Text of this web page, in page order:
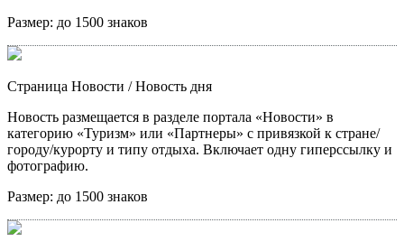
Размер: до 1500 знаков
Страница Новости / Новость дня
Новость размещается в разделе портала «Новости» в
категорию «Туризм» или «Партнеры» с привязкой к стране/
городу/курорту и типу отдыха. Включает одну гиперссылку и
фотографию.
Размер: до 1500 знаков